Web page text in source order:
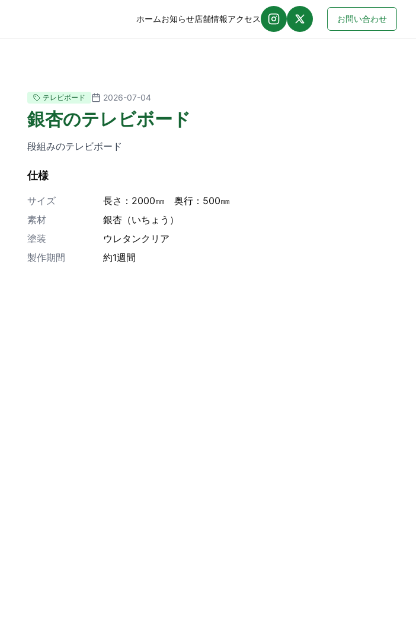
ホームお知らせ店舗情報アクセス
InstagramX (Twitter)
お問い合わせ
テレビボード 2026-07-04
銀杏のテレビボード
段組みのテレビボード
仕様
サイズ
長さ：2000㎜ 奥行：500㎜
素材
銀杏（いちょう）
塗装
ウレタンクリア
製作期間
約1週間